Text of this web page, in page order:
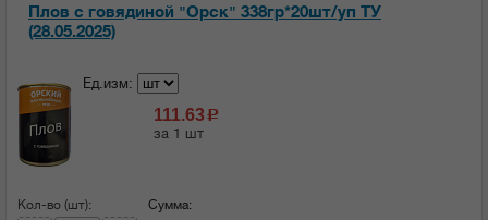
Плов с говядиной "Орск" 338гр*20шт/уп ТУ
(28.05.2025)
Ед.изм:
111.63 c
за 1 шт
Кол-во (шт): Сумма: